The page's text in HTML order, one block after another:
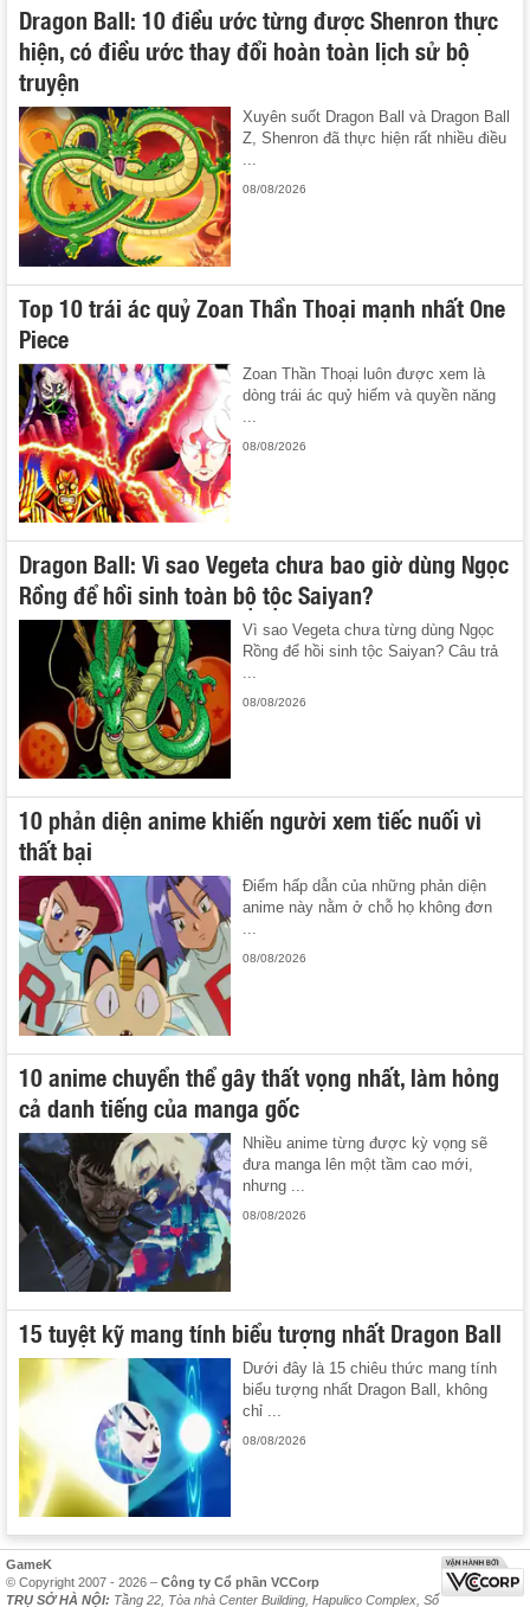
Dragon Ball: 10 điều ước từng được Shenron thực
hiện, có điều ước thay đổi hoàn toàn lịch sử bộ
truyện
Xuyên suốt Dragon Ball và Dragon Ball
Z, Shenron đã thực hiện rất nhiều điều
...
08/08/2026
Top 10 trái ác quỷ Zoan Thần Thoại mạnh nhất One
Piece
Zoan Thần Thoại luôn được xem là
dòng trái ác quỷ hiếm và quyền năng
08/08/2026
Dragon Ball: Vì sao Vegeta chưa bao giờ dùng Ngọc
Rồng để hồi sinh toàn bộ tộc Saiyan?
Vì sao Vegeta chưa từng dùng Ngọc
Rồng để hồi sinh tộc Saiyan? Câu trả
08/08/2026
10 phản diện anime khiến người xem tiếc nuối vì
thất bại
Điểm hấp dẫn của những phản diện
anime này nằm ở chỗ họ không đơn
...
08/08/2026
10 anime chuyển thể gây thất vọng nhất, làm hỏng
cả danh tiếng của manga gốc
Nhiều anime từng được kỳ vọng sẽ
đưa manga lên một tầm cao mới,
nhưng ...
08/08/2026
15 tuyệt kỹ mang tính biểu tượng nhất Dragon Ball
Dưới đây là 15 chiêu thức mang tính
biểu tượng nhất Dragon Ball, không
chỉ ...
08/08/2026
GameK
© Copyright 2007 - 2026 – Công ty Cổ phần VCCorp
TRỤ SỞ HÀ NỘI: Tầng 22, Tòa nhà Center Building, Hapulico Complex, Số